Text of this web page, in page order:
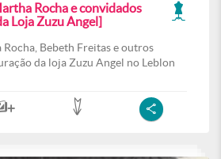
Rocha e convidados
Loja Zuzu Angel]
Bebeth Freitas e outros
da loja Zuzu Angel no Leblon